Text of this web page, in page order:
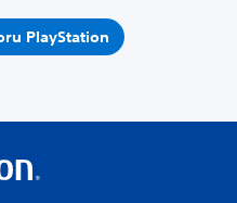
PlayStation